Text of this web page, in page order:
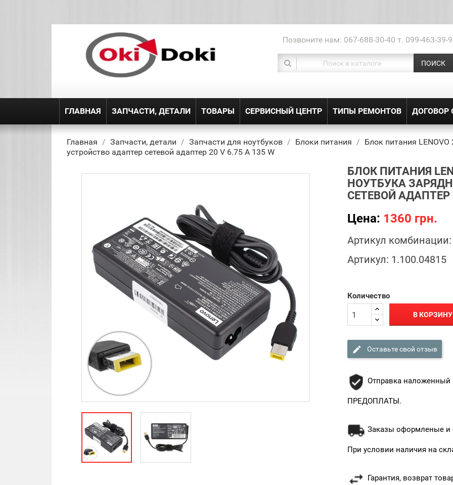
Позвоните нам: 067-688-30-40 т. 099-463-39-
ПОИСК
ГЛАВНАЯ ЗАПЧАСТИ, ДЕТАЛИ ТОВАРЫ СЕРВИСНЫЙ ЦЕНТР ТИПЫ РЕМОНТОВ ДОГОВОР
Главная Запчасти, детали Запчасти для ноутбуков Блоки питания
Блок питания
устройство адаптер сетевой адаптер 20 V 6.75 A 135 W
БЛОК ПИТАНИЯ
НОУТБУКА
СЕТЕВОЙ АДАПТЕР
Цена: 1360 грн.
Артикул комбинации:
Артикул: 1.100.04815
Количество
В КОРЗИНУ
Оставьте свой отзыв
Отправка наложенный
ПРЕДОПЛАТЫ.
Заказы оформленые и
При условии наличия на
Гарантия, возврат